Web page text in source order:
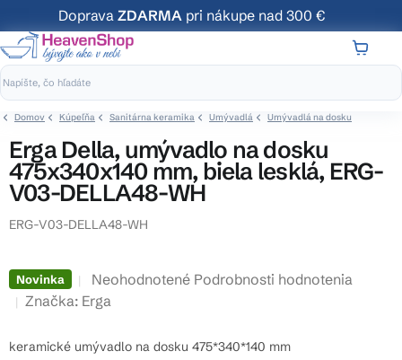
na
obsah
Doprava ZDARMA pri nákupe nad 300 €
Domov Kúpeľňa Sanitárna keramika Umývadlá Umývadlá na dosku
Erga Della, umývadlo na dosku
475x340x140 mm, biela lesklá, ERG-
V03-DELLA48-WH
ERG-V03-DELLA48-WH
Novinka
Priemerné
hodnotenie
je
Neohodnotené Podrobnosti hodnotenia
Značka: Erga
keramické umývadlo na dosku 475*340*140 mm